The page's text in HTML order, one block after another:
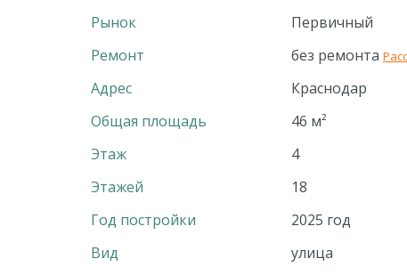
Рынок
Первичный
Ремонт
без ремонта
Адрес
Краснодар
Общая площадь
46 м²
Этаж
4
Этажей
18
Год постройки
2025 год
Вид
улица